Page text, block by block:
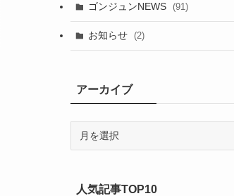
(20)
(21)
(21)
(14)
(3)
(2)
(1)
(6)
ゴンジュンNEWS (91)
お知らせ (2)
アーカイブ
ブ人気記事TOP10